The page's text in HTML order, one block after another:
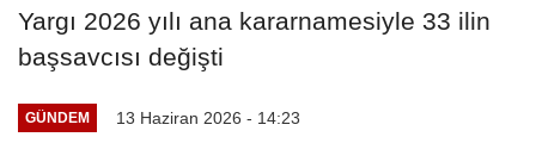
Yargı 2026 yılı ana kararnamesiyle 33 ilin
başsavcısı değişti
GÜNDEM 13 Haziran 2026 - 14:23